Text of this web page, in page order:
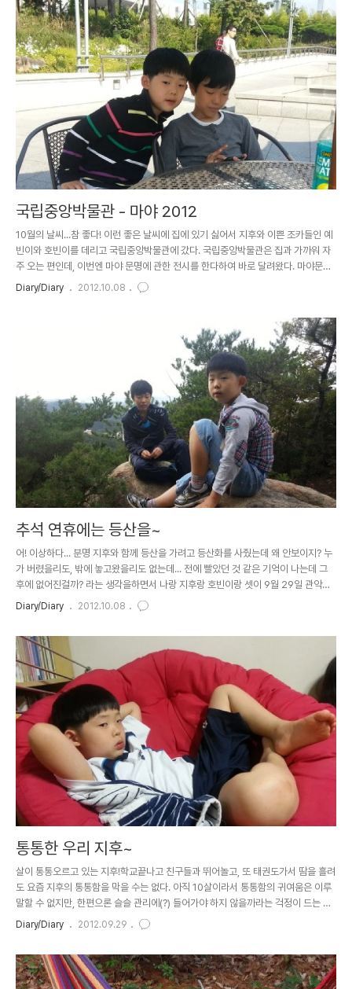
좀 아쉽네...내년엔 더 확실하게 준비해야겠어!!! 본격적인 생일 파티를 준비하기 전,
책상에 썰렁하게 놓여있는 초 10개가 꼽혀있는 케잌. 그 전엔 게임하는 친구등 요녀
석들 한자리에 모이느라 초는 다..
국립중앙박물관 - 마야 2012
10월의 날씨...참 좋다! 이런 좋은 날씨에 집에 있기 싫어서 지후와 이쁜 조카들인 예
빈이와 호빈이를 데리고 국립중앙박물관에 갔다. 국립중앙박물관은 집과 가까워 자
주 오는 편인데, 이번엔 마야 문명에 관한 전시를 한다하여 바로 달려왔다. 마야문명
은 기원전 1,500년 무렵부터 기원후 1,500년 무렵까지의 약 3,000년 동안 메소아
메리카의 열대 밀림에서 꽃 피웠던 문명이다. 마야인은 금속기와 바퀴 등을 사용하지
잡한 문자 체계를 지녔다. 또한 그들은 육안만으로 정밀한 천체관측 기록을 남겼으
며, 이를 바탕으로 근대 이전 가장 정확한 달력을 제작하기도 하였다. 하지만, 이들은
갑자기 역사의 무대에서 사라졌다. 이러한 이미지들은..
Diary/Diary 2012.10.08
추석 연휴에는 등산을~
어! 이상하다... 분명 지후와 함께 등산을 가려고 등산화를 사줬는데 왜 안보이지? 누
가 버렸을리도, 밖에 놓고왔을리도 없는데... 전에 빨았던 것 같은 기억이 나는데 그
후에 없어진걸까? 라는 생각을하면서 나랑 지후랑 호빈이랑 셋이 9월 29일 관악산
에 올라갔다. 물론! 이번에도 역시 정상까지 올라가보자! 라고 출발할 땐 외쳤지만 결
올라가면 우리만의 종착지인 '마당바위' 말 그대로 마당처럼 넓은 바위가 있다. 그래
서 마당바위인가? 나는 손에 뭘 들고다니는 것을 싫어한다. 그래서 산에 갈 때에도 빈
손으로 가고싶은데, 목마를 경우를 대비..
Diary/Diary 2012.10.08
통통한 우리 지후~
살이 통통오르고 있는 지후!학교끝나고 친구들과 뛰어놀고, 또 태권도가서 땀을 흘려
도 요즘 지후의 통통함을 막을 수는 없다. 아직 10살이라서 통통함의 귀여움은 이루
말할 수 없지만, 한편으론 슬슬 관리에(?) 들어가야 하지 않을까라는 걱정이 드는 요
즘...이 가을... 다리는 두툼함은 아버지(할아버지까지는 모르겠다...ㅠㅠ)를 거쳐 나와
관심이 없어 아주 늦게 시작했다.그것도 호기심에 한번 설치했다가 하는 방법을 몰라
5분도 안돼 지웠다가 이종우님의 차에서 게임 방법을 배워서 이제야 하고있다.그런
Diary/Diary 2012.09.29